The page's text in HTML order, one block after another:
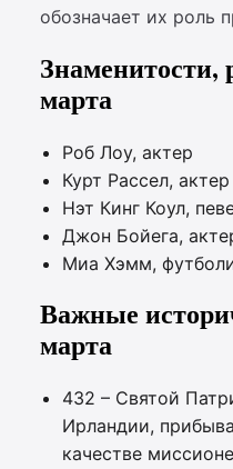
обозначает их роль
Знаменитости,
марта
Роб Лоу, актер
Курт Рассел, актер
Нэт Кинг Коул,
Джон Бойега,
Миа Хэмм,
Важные
марта
432 – Святой
Ирландии,
качестве